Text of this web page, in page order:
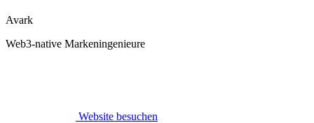
Avark
Web3-native Markeningenieure
Website besuchen